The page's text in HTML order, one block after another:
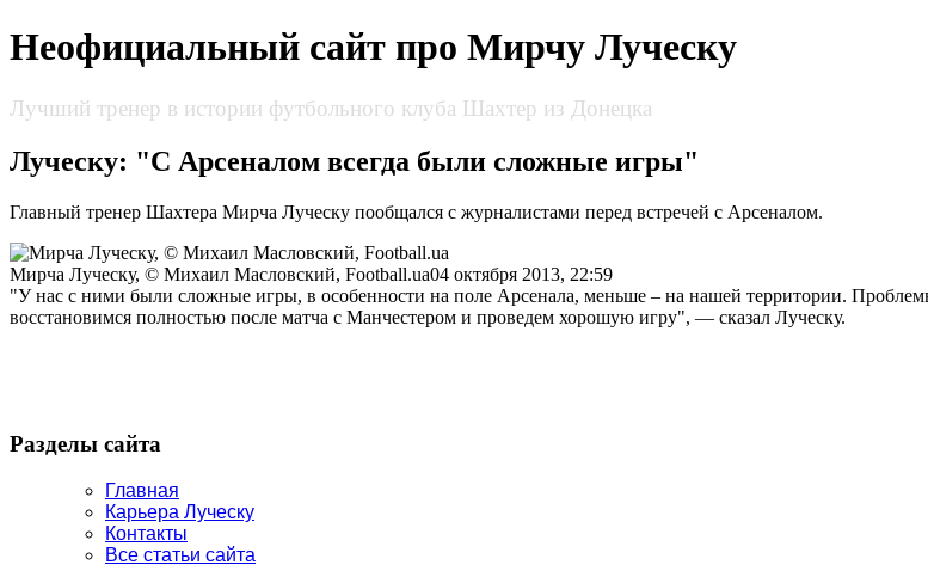
Неофициальный сайт про Мирчу Луческу
Лучший тренер в истории футбольного клуба Шахтер из Донецка
Луческу: "С Арсеналом всегда были сложные игры"
Главный тренер Шахтера Мирча Луческу пообщался с журналистами перед встречей с Арсеналом.
Мирча Луческу, © Михаил Масловский, Football.ua04 октября 2013, 22:59
"У нас с ними были сложные игры, в особенности на поле Арсенала, меньше – на нашей территории.
восстановимся полностью после матча с Манчестером и проведем хорошую игру", — сказал Луческу.
Разделы сайта
Главная
Карьера Луческу
Контакты
Все статьи сайта